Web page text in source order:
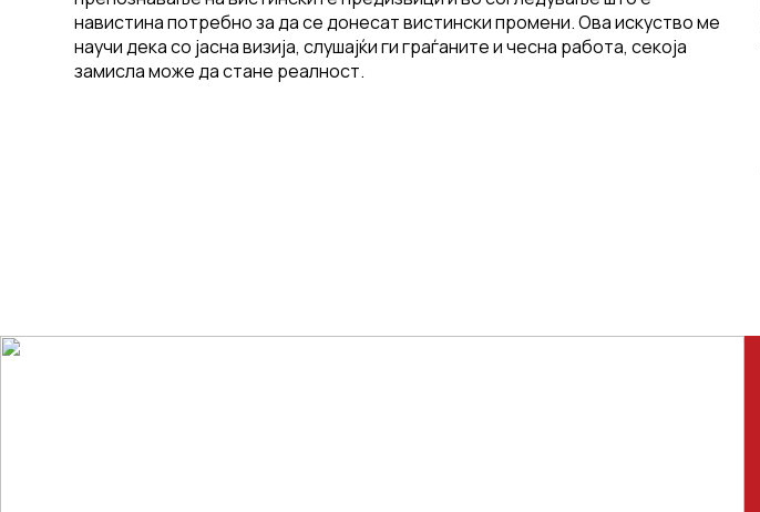
навистина потребно за да се донесат вистински промени. Ова искуство ме
научи дека со јасна визија, слушајќи ги граѓаните и чесна работа, секоја
замисла може да стане реалност.